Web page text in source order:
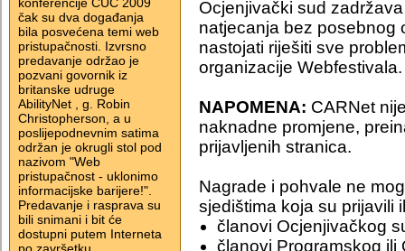
čak su dva događanja
bila posvećena temi web
pristupačnosti. Izvrsno
predavanje održao je
pozvani govornik iz
britanske udruge
AbilityNet , g. Robin
Christopherson, a u
poslijepodnevnim satima
održan je okrugli stol pod
nazivom "Web
pristupačnost - uklonimo
informacijske barijere!".
Predavanje i rasprava su
bili snimani i bit će
dostupni putem Interneta
Ocjenjivački sud
natjecanja bez posebnog
nastojati riješiti sve
organizacije
NAPOMENA: CARNet
naknadne promjene,
prijavljenih stranica.
Nagrade i pohvale ne
sjedištima koja su prijavili
članovi Ocjenjivačkog
članovi Programskog ili